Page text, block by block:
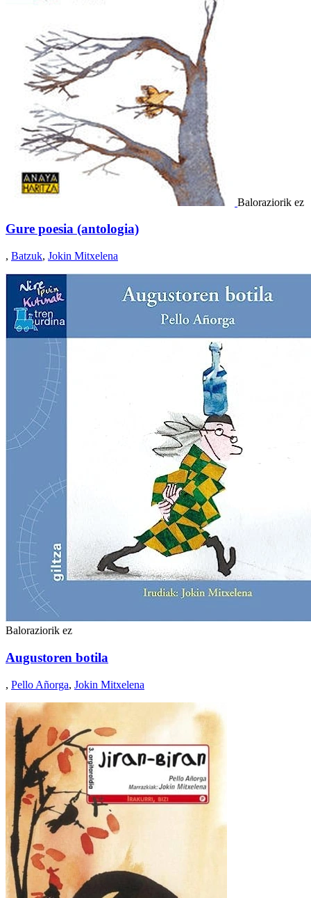
Baloraziorik ez
Gure poesia (antologia)
, Batzuk, Jokin Mitxelena
Baloraziorik ez
Augustoren botila
, Pello Añorga, Jokin Mitxelena